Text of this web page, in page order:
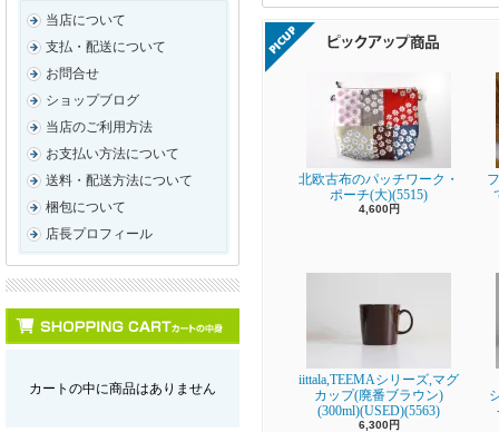
当店について
支払・配送について
お問合せ
ショップブログ
当店のご利用方法
お支払い方法について
送料・配送方法について
梱包について
店長プロフィール
カートの中に商品はありません
北欧古布のパッチワーク・
ポーチ(大)(5515)
4,600円
iittala,TEEMAシリーズ,マグ
カップ(廃番ブラウン)
(300ml)(USED)(5563)
6,300円